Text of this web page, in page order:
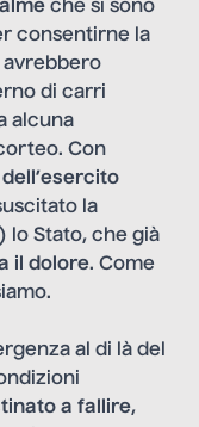
che si sono
consentirne la
avrebbero
di carri
alcuna
Con
la
lo Stato, che già
il dolore. Come
al di là del
a fallire,